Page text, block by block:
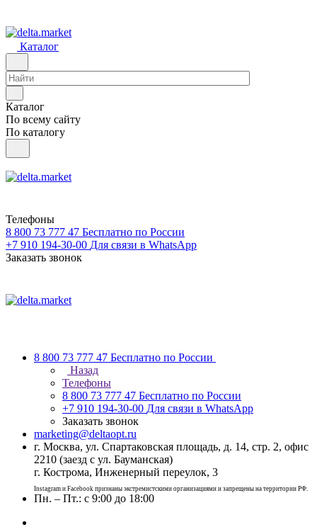
Каталог
Каталог
По всему сайту
По каталогу
Телефоны
8 800 73 777 47 Бесплатно по России
+7 910 194-30-00 Для связи в WhatsApp
Заказать звонок
8 800 73 777 47 Бесплатно по России
Назад
Телефоны
8 800 73 777 47 Бесплатно по России
+7 910 194-30-00 Для связи в WhatsApp
Заказать звонок
marketing@deltaopt.ru
г. Москва, ул. Спартаковская площадь, д. 14, стр. 2, офис
2210 (заезд с ул. Бауманская)
г. Кострома, Инженерный переулок, 3
Instagram и Facebook признаны экстремистскими организациями и запрещены на территории РФ.
Пн. – Пт.: с 9:00 до 18:00